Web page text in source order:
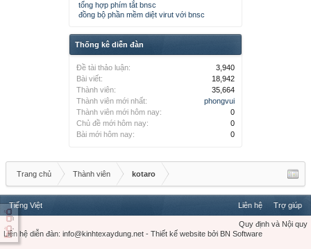
tổng hợp phím tắt bnsc
đồng bộ phần mềm diệt virut với bnsc
Thống kê diễn đàn
Đề tài thảo luận:
3,940
Bài viết:
18,942
Thành viên:
35,664
Thành viên mới nhất:
phongvui
Thành viên mới hôm nay:
0
Chủ đề mới hôm nay:
0
Bài mới hôm nay:
0
Trang chủ Thành viên kotaro
Tiếng Việt Liên hệ Trợ giúp
Quy định và Nội quy
Liên hệ diễn đàn: info@kinhtexaydung.net - Thiết kế website bởi BN Software